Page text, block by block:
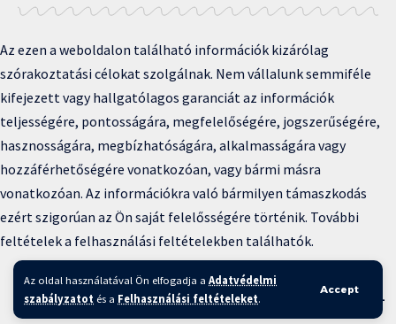
Az oldal használatával Ön elfogadja a Adatvédelmi
szabályzatot és a Felhasználási feltételeket.
Accept
Az ezen a weboldalon található információk kizárólag
szórakoztatási célokat szolgálnak. Nem vállalunk semmiféle
kifejezett vagy hallgatólagos garanciát az információk
teljességére, pontosságára, megfelelőségére, jogszerűségére,
hasznosságára, megbízhatóságára, alkalmasságára vagy
hozzáférhetőségére vonatkozóan, vagy bármi másra
vonatkozóan. Az információkra való bármilyen támaszkodás
ezért szigorúan az Ön saját felelősségére történik. További
feltételek a felhasználási feltételekben találhatók.
Copyright © 2025 BFKH.hu
Felhasználási feltételek –Adatvédelmi irányelvek – Kapcsolat –